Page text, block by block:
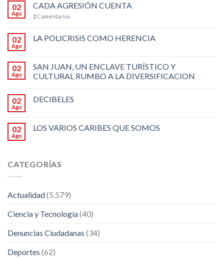
02
Ago
CADA AGRESIÓN CUENTA
2 Comentarios
02
Ago
LA POLICRISIS COMO HERENCIA
02
Ago
SAN JUAN, UN ENCLAVE TURÍSTICO Y
CULTURAL RUMBO A LA DIVERSIFICACION
02
Ago
DECIBELES
02
Ago
LOS VARIOS CARIBES QUE SOMOS
CATEGORÍAS
Actualidad(5.579)
Ciencia y Tecnología(40)
Denuncias Ciudadanas (34)
Deportes (62)